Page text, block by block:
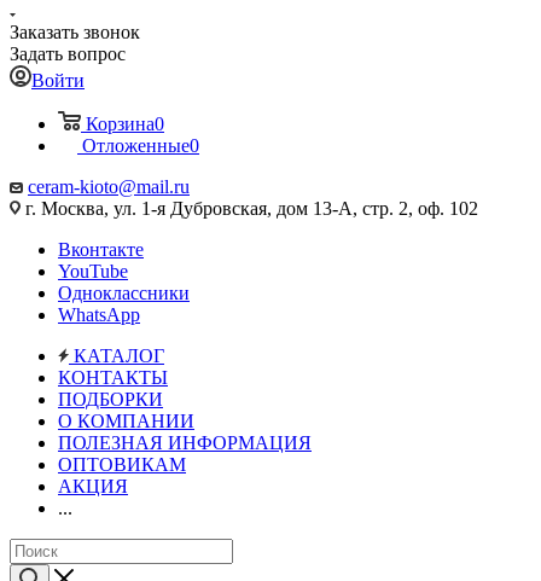
Заказать звонок
Задать вопрос
Войти
Корзина0
Отложенные0
ceram-kioto@mail.ru
г. Москва, ул. 1-я Дубровская, дом 13-А, стр. 2, оф. 102
Вконтакте
YouTube
Одноклассники
WhatsApp
КАТАЛОГ
КОНТАКТЫ
ПОДБОРКИ
О КОМПАНИИ
ПОЛЕЗНАЯ ИНФОРМАЦИЯ
ОПТОВИКАМ
АКЦИЯ
...